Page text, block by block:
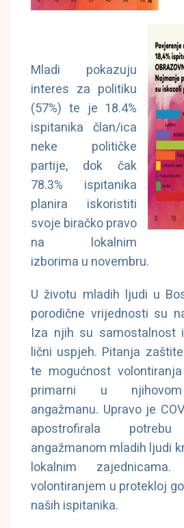
Mladi pokazuju
interes za politiku
(57%) te je 18.4%
ispitanika član/ica
neke političke
partije, dok čak
78.3% ispitanika
planira iskoristiti
svoje biračko pravo
na lokalnim
izborima u novembru.
U životu mladih ljudi u
porodične vrijednosti su
Iza njih su samostalnost
lični uspjeh. Pitanja
te mogućnost
primarni u njihovom
angažmanu. Upravo je
apostrofirala
angažmanom mladih ljudi
lokalnim
volontiranjem u protekloj
naših ispitanika.